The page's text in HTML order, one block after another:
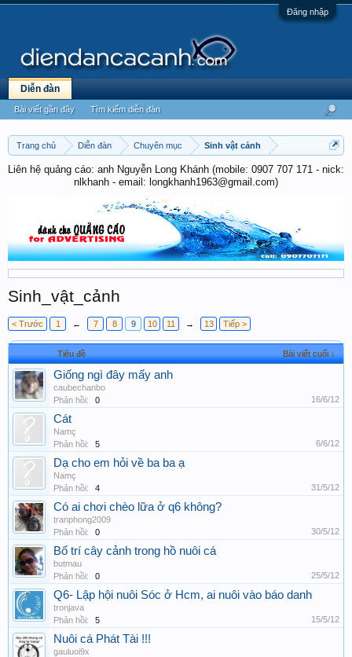
Đăng nhập
Trang chủ Diễn đàn Chuyên mục Sinh vật cảnh
Liên hệ quảng cáo: anh Nguyễn Long Khánh (mobile: 0907 707 171 - nick:
nlkhanh - email: longkhanh1963@gmail.com)
Sinh_vật_cảnh
< Trước 1 ← 7 8 9 10 11 → 13 Tiếp >
Tiêu đề Bài viết cuối ↓
Giống ngì đây mấy anh
caubechanbo
Phản hồi:
0 16/6/12
Cát
Namç
Phản hồi:
5 6/6/12
Dạ cho em hỏi về ba ba ạ
Namç
Phản hồi:
4 31/5/12
Có ai chơi chèo lữa ở q6 không?
tranphong2009
Phản hồi:
0 30/5/12
Bố trí cây cảnh trong hồ nuôi cá
butmau
Phản hồi:
0 25/5/12
Q6- Lập hội nuôi Sóc ở Hcm, ai nuôi vào báo danh
tronjava
Phản hồi:
5 15/5/12
Nuôi cá Phát Tài !!!
gauluoi9x
Diễn đàn
Bài viết gần đây Tìm kiếm diễn đàn